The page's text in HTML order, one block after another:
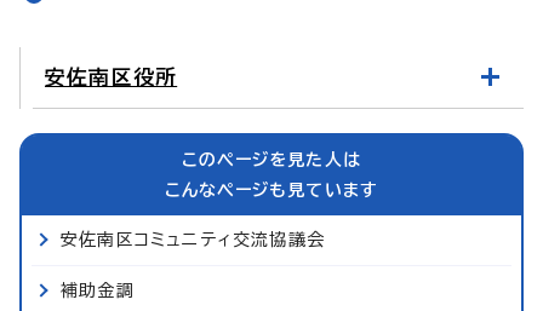
安佐南区役所
このページを見た人は
こんなページも見ています
安佐南区コミュニティ交流協議会
補助金調